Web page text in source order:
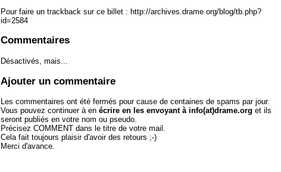
Pour faire un trackback sur ce billet : http://archives.drame.org/blog/tb.php?
id=2584
Commentaires
Désactivés, mais...
Ajouter un commentaire
Les commentaires ont été fermés pour cause de centaines de spams par jour.
Vous pouvez continuer à en écrire en les envoyant à info(at)drame.org et ils
seront publiés en votre nom ou pseudo.
Précisez COMMENT dans le titre de votre mail.
Cela fait toujours plaisir d'avoir des retours ;-)
Merci d'avance.